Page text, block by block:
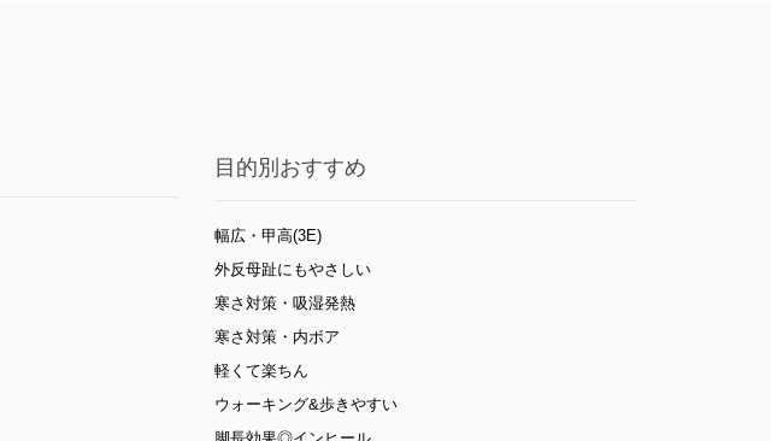
目的別おすすめ
幅広・甲高(3E)
外反母趾にもやさしい
寒さ対策・吸湿発熱
寒さ対策・内ボア
軽くて楽ちん
ウォーキング&歩きやすい